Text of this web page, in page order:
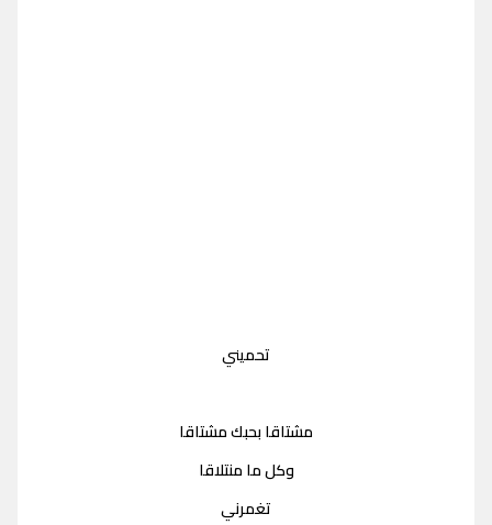
تحميني
مشتاقا بحبك مشتاقا
وكل ما منتلاقا
تغمرني